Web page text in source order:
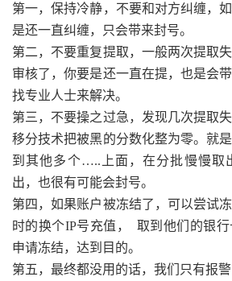
第一，保持冷静，不要和对方纠缠，
是还一直纠缠，只会带来封号。
第二，不要重复提取，一般两次提取
审核了，你要是还一直在提，也是会
找专业人士来解决。
第三，不要操之过急，发现几次提取
移分技术把被黑的分数化整为零。就
到其他多个…..上面，在分批慢慢取
出，也很有可能会封号。
第四，如果账户被冻结了，可以尝试
时的换个IP号充值， 取到他们的银
申请冻结，达到目的。
第五，最终都没用的话，我们只有报